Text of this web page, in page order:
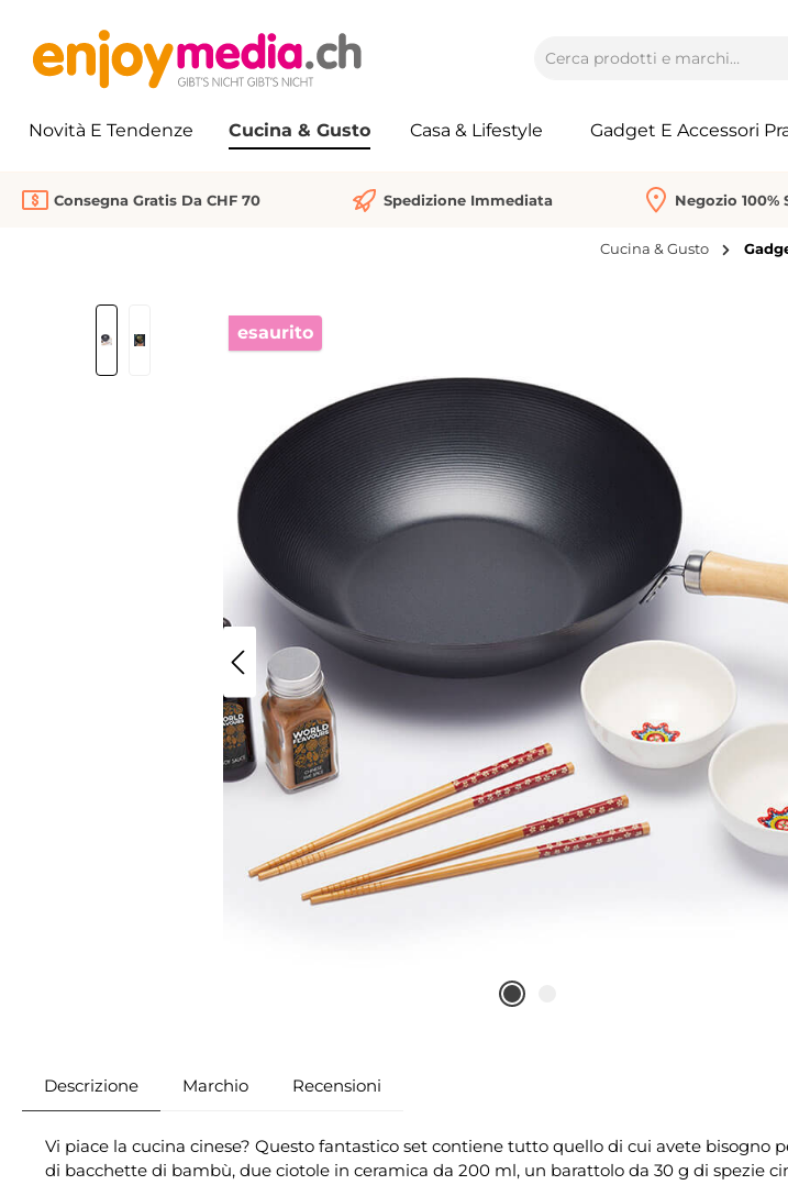
Novità E Tendenze Cucina & Gusto Casa & Lifestyle Gadget E Accessori
Consegna Gratis Da CHF 70 Spedizione Immediata Negozio 100%
Cucina & Gusto
Salta la galleria di immagini
esaurito
Descrizione Marchio Recensioni
Vi piace la cucina cinese? Questo fantastico set contiene tutto quello di cui avete bisogno
di bacchette di bambù, due ciotole in ceramica da 200 ml, un barattolo da 30 g di spezie